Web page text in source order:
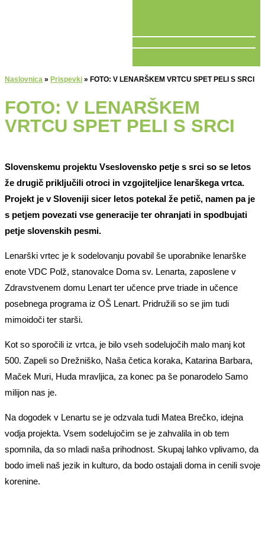
Naslovnica » Prispevki » FOTO: V LENARŠKEM VRTCU SPET PELI S SRCI
FOTO: V LENARŠKEM
VRTCU SPET PELI S SRCI
Slovenskemu projektu Vseslovensko petje s srci so se letos
že drugič priključili otroci in vzgojiteljice lenarškega vrtca.
Projekt je v Sloveniji sicer letos potekal že petič, namen pa je
s petjem povezati vse generacije ter ohranjati in spodbujati
petje slovenskih pesmi.
Lenarški vrtec je k sodelovanju povabil še uporabnike lenarške
enote VDC Polž, stanovalce Doma sv. Lenarta, zaposlene v
Zdravstvenem domu Lenart ter učence prve triade in učence
posebnega programa iz OŠ Lenart. Pridružili so se jim tudi
mimoidoči ter starši.
Kot so sporočili iz vrtca, je bilo vseh sodelujočih malo manj kot
500. Zapeli so Drežniško, Naša četica koraka, Katarina Barbara,
Maček Muri, Huda mravljica, za konec pa še ponarodelo Samo
milijon nas je.
Na dogodek v Lenartu se je odzvala tudi Matea Brečko, idejna
vodja projekta. Vsem sodelujočim se je zahvalila in ob tem
spomnila, da so mladi naša prihodnost. Skupaj lahko vplivamo, da
bodo imeli naš jezik in kulturo, da bodo ostajali doma in cenili svoje
korenine.